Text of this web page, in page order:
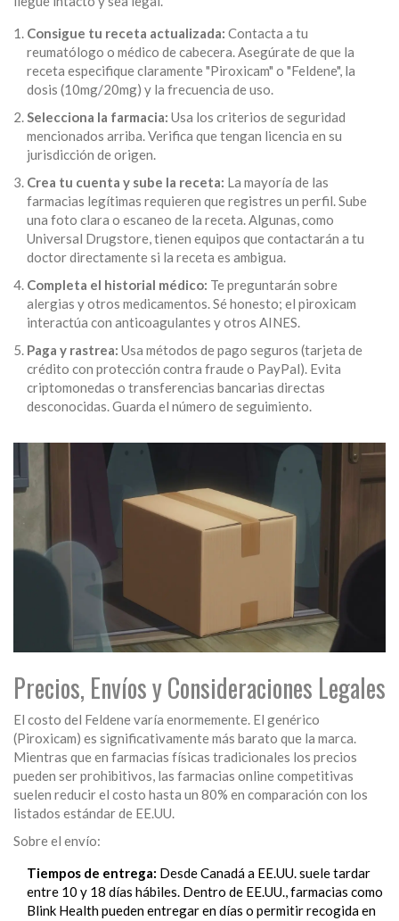
Consigue tu receta actualizada: Contacta a tu
reumatólogo o médico de cabecera. Asegúrate de que la
receta especifique claramente "Piroxicam" o "Feldene", la
dosis (10mg/20mg) y la frecuencia de uso.
Selecciona la farmacia: Usa los criterios de seguridad
mencionados arriba. Verifica que tengan licencia en su
jurisdicción de origen.
Crea tu cuenta y sube la receta: La mayoría de las
farmacias legítimas requieren que registres un perfil. Sube
una foto clara o escaneo de la receta. Algunas, como
Universal Drugstore, tienen equipos que contactarán a tu
doctor directamente si la receta es ambigua.
Completa el historial médico: Te preguntarán sobre
alergias y otros medicamentos. Sé honesto; el piroxicam
interactúa con anticoagulantes y otros AINES.
Paga y rastrea: Usa métodos de pago seguros (tarjeta de
crédito con protección contra fraude o PayPal). Evita
criptomonedas o transferencias bancarias directas
desconocidas. Guarda el número de seguimiento.
Precios, Envíos y Consideraciones Legales
El costo del Feldene varía enormemente. El genérico
(Piroxicam) es significativamente más barato que la marca.
Mientras que en farmacias físicas tradicionales los precios
pueden ser prohibitivos, las farmacias online competitivas
suelen reducir el costo hasta un 80% en comparación con los
listados estándar de EE.UU.
Sobre el envío:
Tiempos de entrega: Desde Canadá a EE.UU. suele tardar
entre 10 y 18 días hábiles. Dentro de EE.UU., farmacias como
Blink Health pueden entregar en días o permitir recogida en